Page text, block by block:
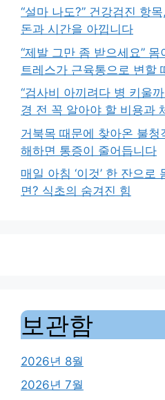
“설마 나도?” 건강검진 항
돈과 시간을 아낍니다
“제발 그만 좀 받으세요”
트레스가 근육통으로 변할
“검사비 아끼려다 병 키울
경 전 꼭 알아야 할 비용과
거북목 때문에 찾아온 불
해하면 통증이 줄어듭니다
매일 아침 ‘이것’ 한 잔으
면? 식초의 숨겨진 힘
보관함
2026년 8월
2026년 7월